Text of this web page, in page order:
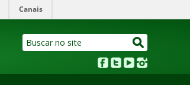
Canais